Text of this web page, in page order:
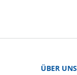
ÜBER UNS